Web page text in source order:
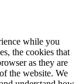
while you
the cookies that
as they are
the website. We